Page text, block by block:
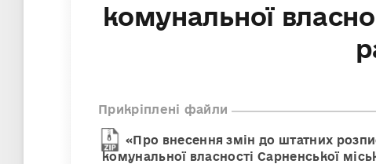
комунальної
Прикріплені файли
«Про внесення змін до штатних
комунальної власності Сарненської